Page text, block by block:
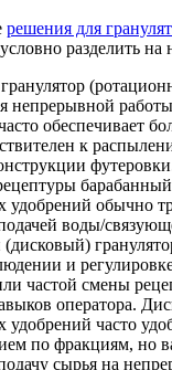
решения для
разделить на
непрерывной
обеспечивает
к
удобрений обычно
воды/
(дисковый)
и
частой смены
оператора.
удобрений часто
по фракциям, но
подачу сырья на